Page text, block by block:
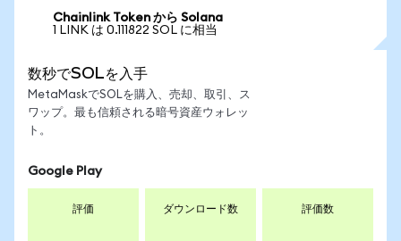
Chainlink Token から Solana
1 LINK は 0.111822 SOL に相当
数秒でSOLを入手
MetaMaskでSOLを購入、売却、取引、ス
ワップ。最も信頼される暗号資産ウォレッ
ト。
Google Play
評価 ダウンロード数 評価数